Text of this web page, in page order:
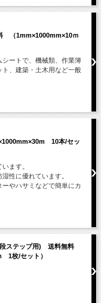
（1mm×1000mm×10ｍ
ートで、機械類、作業簿
、建築・土木用など一般
10本/セッ
ます。
性に優れています。
やハサミなどで簡単にカ
段ステップ用) 送料無料
1枚/セット）